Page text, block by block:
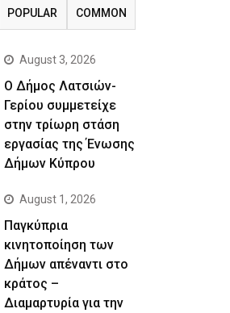
POPULAR COMMON
August 3, 2026
Ο Δήμος Λατσιών-
Γερίου συμμετείχε
στην τρίωρη στάση
εργασίας της Ένωσης
Δήμων Κύπρου
August 1, 2026
Παγκύπρια
κινητοποίηση των
Δήμων απέναντι στο
κράτος –
Διαμαρτυρία για την